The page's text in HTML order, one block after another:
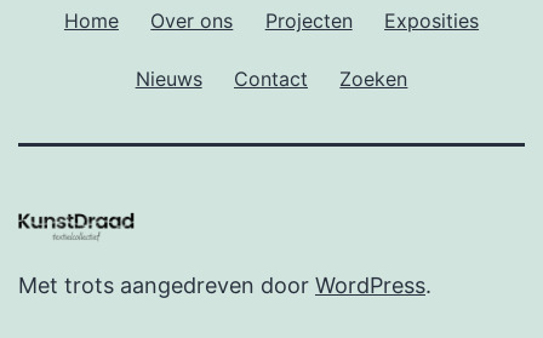
Home Over ons Projecten Exposities
Nieuws Contact Zoeken
Met trots aangedreven door WordPress.